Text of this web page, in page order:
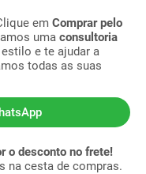
em Comprar pelo
uma consultoria
e te ajudar a
todas as suas
o desconto no frete!
na cesta de compras.